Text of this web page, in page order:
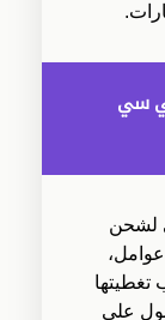
سي
لشحن
على